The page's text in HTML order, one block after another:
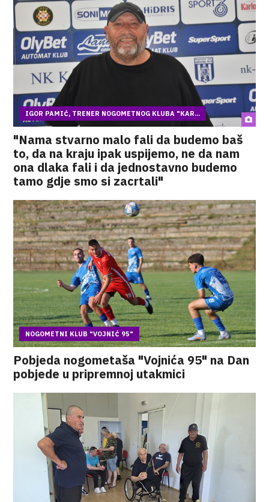
IGOR PAMIĆ, TRENER NOGOMETNOG KLUBA "KAR...
"Nama stvarno malo fali da budemo baš
to, da na kraju ipak uspijemo, ne da nam
ona dlaka fali i da jednostavno budemo
tamo gdje smo si zacrtali"
NOGOMETNI KLUB "VOJNIĆ 95"
Pobjeda nogometaša "Vojnića 95" na Dan
pobjede u pripremnoj utakmici